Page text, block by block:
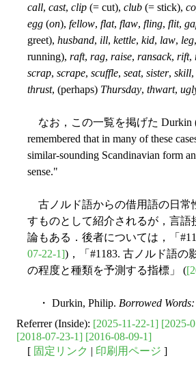
call, cast, clip (= cut), club (= stick),
egg (on), fellow, flat, flaw, fling, flit,
greet), husband, ill, kettle, kid, law, leg,
running), raft, rag, raise, ransack, rift,
scrap, scrape, scuffle, seat, sister, skill,
thrust, (perhaps) Thursday, thwart,
なお，この一覧を掲げた Durkin
remembered that in many of these
similar-sounding Scandinavian form
sense."
古ノルド語からの借用語の日常
すものとして紹介されるが，言
論もある．後者については，「
07-22-1])，「#1183. 古ノルド語の
の程度と種類を予測する指標」 (
・ Durkin, Philip. Borrowed
Referrer (Inside): [2025-11-22-1] [2025-
[2018-07-23-1] [2016-08-09-1]
[ 固定リンク | 印刷用ページ ]